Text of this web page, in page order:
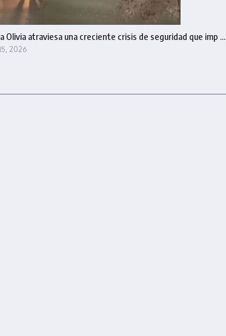
Olivia atraviesa una creciente crisis de seguridad que imp ...
2026